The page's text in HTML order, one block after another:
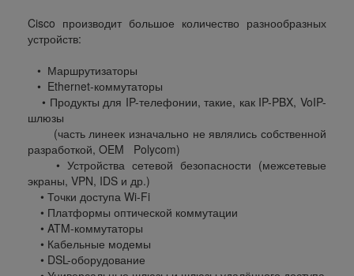
Cisco производит большое количество разнообразных
устройств:
• Маршрутизаторы
• Ethernet-коммутаторы
• Продукты для IP-телефонии, такие, как IP-PBX, VoIP-
шлюзы
(часть линеек изначально не являлись собственной
разработкой, OEM Polycom)
• Устройства сетевой безопасности (межсетевые
экраны, VPN, IDS и др.)
• Точки доступа Wi-Fi
• Платформы оптической коммутации
• ATM-коммутаторы
• Кабельные модемы
• DSL-оборудование